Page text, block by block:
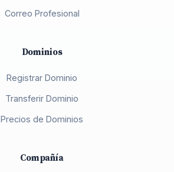
Correo Profesional
Dominios
Registrar Dominio
Transferir Dominio
Precios de Dominios
Compañía